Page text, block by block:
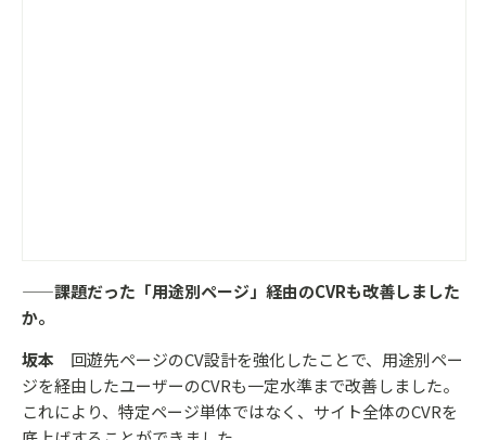
——課題だった「用途別ページ」経由のCVRも改善しました
か。
坂本 回遊先ページのCV設計を強化したことで、用途別ペー
ジを経由したユーザーのCVRも一定水準まで改善しました。
これにより、特定ページ単体ではなく、サイト全体のCVRを